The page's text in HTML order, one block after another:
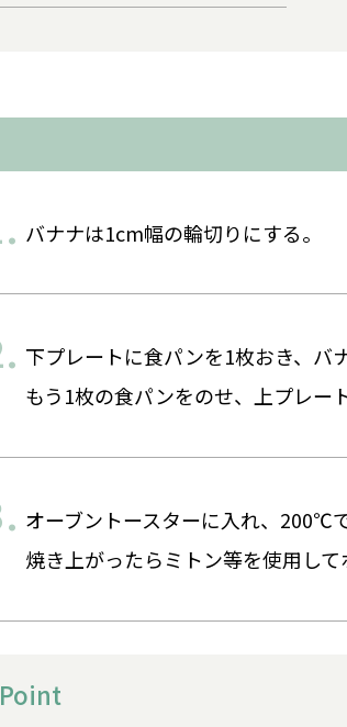
バナナは1cm幅の輪切りにする。
下プレートに食パンを1枚おき、バ
もう1枚の食パンをのせ、上プレー
オーブントースターに入れ、200℃
焼き上がったらミトン等を使用し
Point